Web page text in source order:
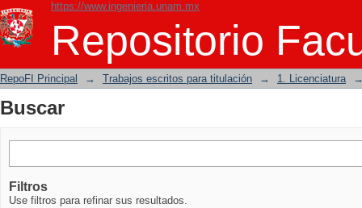
https://www.ingenieria.unam.mx
Repositorio
Buscar
RepoFI Principal → Trabajos escritos para titulación → 1. Licenciatura
Buscar
Filtros
Use filtros para refinar sus resultados.